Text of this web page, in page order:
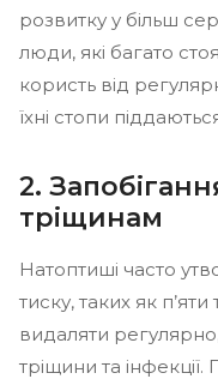
розвитку у більш
люди, які багато
користь від
їхні стопи
2.
тріщинам
Натоптиші часто
тиску, таких як
видаляти
тріщини та